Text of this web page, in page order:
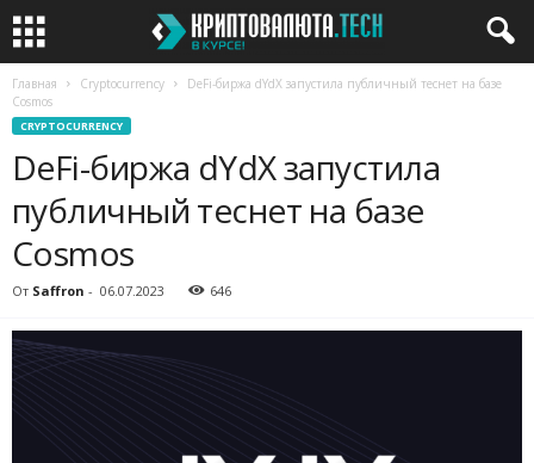
Главная Cryptocurrency
DeFi-биржа dYdX запустила публичный теснет на базе
Cosmos
CRYPTOCURRENCY
DeFi-биржа dYdX запустила
публичный теснет на базе
Cosmos
От Saffron - 06.07.2023 646